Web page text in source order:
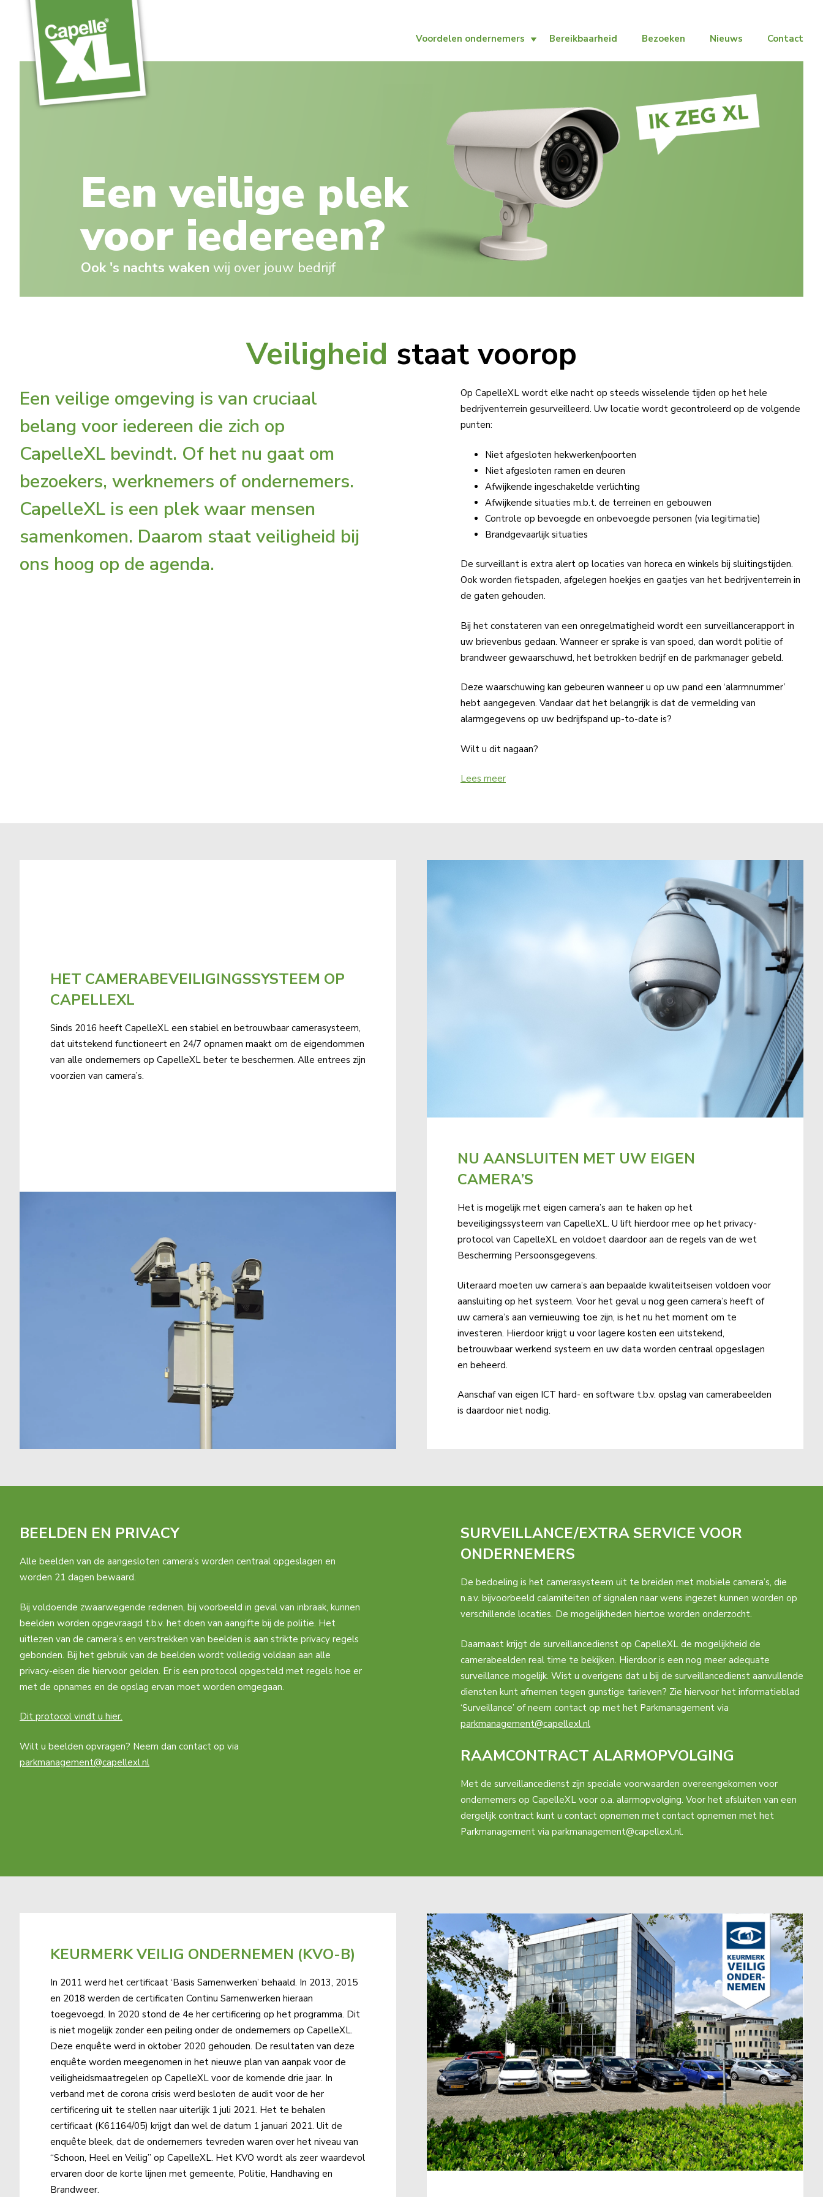
Voordelen ondernemers Bereikbaarheid Bezoeken Nieuws Contact
Een veilige plek
voor iedereen?
Ook 's nachts waken wij over jouw bedrijf
Veiligheid staat voorop
Een veilige omgeving is van cruciaal
belang voor iedereen die zich op
CapelleXL bevindt. Of het nu gaat om
bezoekers, werknemers of ondernemers.
CapelleXL is een plek waar mensen
samenkomen. Daarom staat veiligheid bij
ons hoog op de agenda.
Op Ca­pel­leXL wordt el­ke nacht op steeds wis­se­len­de tij­den op het he­le
be­drij­ven­ter­rein ge­sur­veil­leerd. Uw locatie wordt gecontroleerd op de volgende
punten:
Niet afgesloten hekwerken/poorten
Niet afgesloten ramen en deuren
Afwijkende ingeschakelde verlichting
Afwijkende situaties m.b.t. de terreinen en gebouwen
Controle op bevoegde en onbevoegde personen (via legitimatie)
Brandgevaarlijk situaties
De surveillant is extra alert op locaties van horeca en winkels bij sluitingstijden.
Ook worden fietspaden, afgelegen hoekjes en gaatjes van het bedrijventerrein in
de gaten gehouden.
Bij het constateren van een onregelmatigheid wordt een surveillancerapport in
uw brievenbus gedaan. Wanneer er sprake is van spoed, dan wordt politie of
brandweer gewaarschuwd, het betrokken bedrijf en de parkmanager gebeld.
Deze waarschuwing kan gebeuren wanneer u op uw pand een ‘alarmnummer’
hebt aangegeven. Vandaar dat het belangrijk is dat de vermelding van
alarmgegevens op uw bedrijfspand up-to-date is?
Wilt u dit nagaan?
Lees meer
HET CAMERA­BEVEILIGINGS­SYSTEEM OP
CAPELLEXL
Sinds 2016 heeft CapelleXL een stabiel en betrouwbaar camerasysteem,
dat uitstekend functioneert en 24/7 opnamen maakt om de eigendommen
van alle ondernemers op CapelleXL beter te beschermen. Alle entrees zijn
voorzien van camera’s.
NU AANSLUITEN MET UW EIGEN
CAMERA’S
Het is mogelijk met eigen camera’s aan te haken op het
beveiligingssysteem van CapelleXL. U lift hierdoor mee op het privacy-
protocol van CapelleXL en voldoet daardoor aan de regels van de wet
Bescherming Persoonsgegevens.
Uiteraard moeten uw camera’s aan bepaalde kwaliteitseisen voldoen voor
aansluiting op het systeem. Voor het geval u nog geen camera’s heeft of
uw camera’s aan vernieuwing toe zijn, is het nu het moment om te
investeren. Hierdoor krijgt u voor lagere kosten een uitstekend,
betrouwbaar werkend systeem en uw data worden centraal opgeslagen
en beheerd.
Aanschaf van eigen ICT hard- en software t.b.v. opslag van camerabeelden
is daardoor niet nodig.
BEELDEN EN PRIVACY
Alle beelden van de aangesloten camera’s worden centraal opgeslagen en
worden 21 dagen bewaard.
Bij voldoende zwaarwegende redenen, bij voorbeeld in geval van inbraak, kunnen
beelden worden opgevraagd t.b.v. het doen van aangifte bij de politie. Het
uitlezen van de camera’s en verstrekken van beelden is aan strikte privacy regels
gebonden. Bij het gebruik van de beelden wordt volledig voldaan aan alle
privacy-eisen die hiervoor gelden. Er is een protocol opgesteld met regels hoe er
met de opnames en de opslag ervan moet worden omgegaan.
Dit protocol vindt u hier.
Wilt u beelden opvragen? Neem dan contact op via
parkmanagement@capellexl.nl
SURVEILLANCE/EXTRA SERVICE VOOR
ONDERNEMERS
De bedoeling is het camerasysteem uit te breiden met mobiele camera’s, die
n.a.v. bijvoorbeeld calamiteiten of signalen naar wens ingezet kunnen worden op
verschillende locaties. De mogelijkheden hiertoe worden onderzocht.
Daarnaast krijgt de surveillancedienst op CapelleXL de mogelijkheid de
camerabeelden real time te bekijken. Hierdoor is een nog meer adequate
surveillance mogelijk. Wist u overigens dat u bij de surveillancedienst aanvullende
diensten kunt afnemen tegen gunstige tarieven? Zie hiervoor het informatieblad
‘Surveillance’ of neem contact op met het Parkmanagement via
parkmanagement@capellexl.nl
RAAMCONTRACT ALARMOPVOLGING
Met de surveillancedienst zijn speciale voorwaarden overeengekomen voor
ondernemers op CapelleXL voor o.a. alarmopvolging. Voor het afsluiten van een
dergelijk contract kunt u contact opnemen met contact opnemen met het
Parkmanagement via parkmanagement@capellexl.nl.
KEURMERK VEILIG ONDERNEMEN (KVO-B)
In 2011 werd het certificaat ‘Basis Samenwerken’ behaald. In 2013, 2015
en 2018 werden de certificaten Continu Samenwerken hieraan
toegevoegd. In 2020 stond de 4e her certificering op het programma. Dit
is niet mogelijk zonder een peiling onder de ondernemers op CapelleXL.
Deze enquête werd in oktober 2020 gehouden. De resultaten van deze
enquête worden meegenomen in het nieuwe plan van aanpak voor de
veiligheidsmaatregelen op CapelleXL voor de komende drie jaar. In
verband met de corona crisis werd besloten de audit voor de her
certificering uit te stellen naar uiterlijk 1 juli 2021. Het te behalen
certificaat (K61164/05) krijgt dan wel de datum 1 januari 2021. Uit de
enquête bleek, dat de ondernemers tevreden waren over het niveau van
“Schoon, Heel en Veilig” op CapelleXL. Het KVO wordt als zeer waardevol
ervaren door de korte lijnen met gemeente, Politie, Handhaving en
Brandweer.